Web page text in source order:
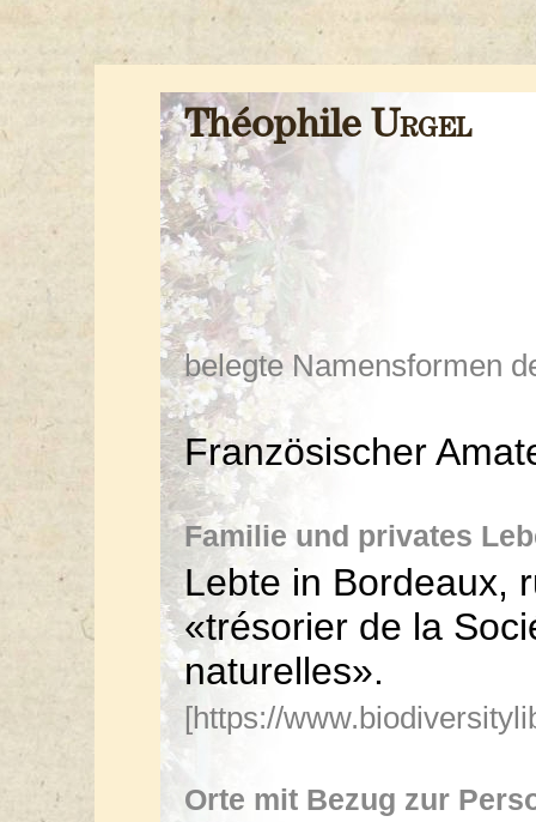
Théophile Urgel
belegte Namensformen
Französischer
Familie und privates
Lebte in Bordeaux,
«trésorier de la
naturelles».
[https://
Orte mit Bezug zur